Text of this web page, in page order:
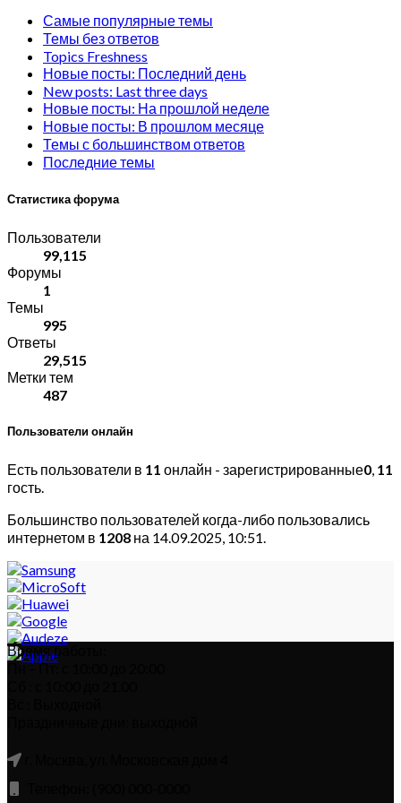
Самые популярные темы
Темы без ответов
Topics Freshness
Новые посты: Последний день
New posts: Last three days
Новые посты: На прошлой неделе
Новые посты: В прошлом месяце
Темы с большинством ответов
Последние темы
Статистика форума
Пользователи
99,115
Форумы
1
Темы
995
Ответы
29,515
Метки тем
487
Пользователи онлайн
Есть пользователи в 11 онлайн - зарегистрированные0, 11
гость.
Большинство пользователей когда-либо пользовались
интернетом в 1208 на 14.09.2025, 10:51.
Время работы:
Пн – Пт: с 10:00 до 20:00